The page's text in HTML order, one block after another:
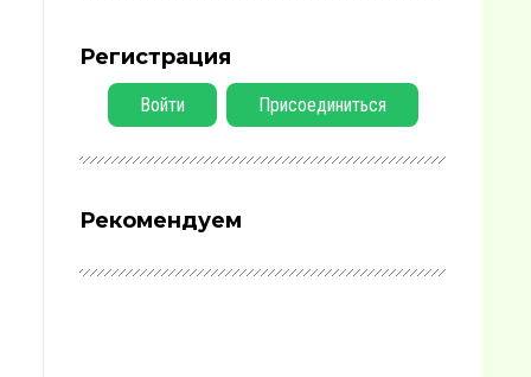
Регистрация
Войти Присоединиться
Рекомендуем